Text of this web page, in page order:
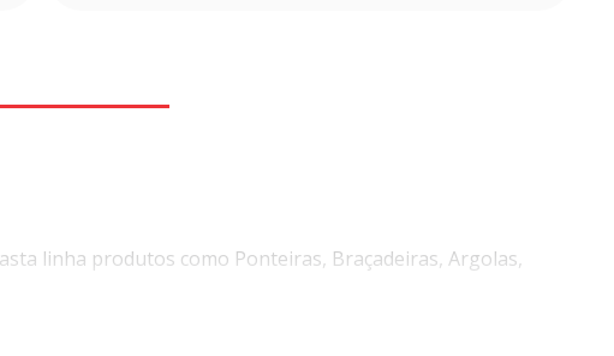
linha produtos como Ponteiras, Braçadeiras, Argolas,
tecnológico. Utilizando matéria prima selecionada,